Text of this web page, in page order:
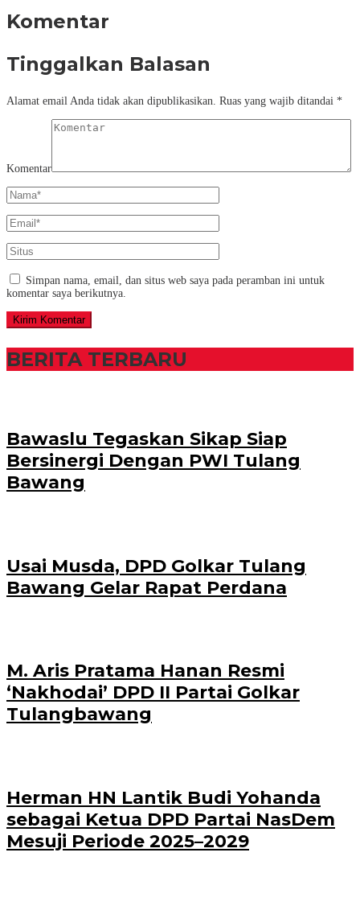
Komentar
Tinggalkan Balasan
Alamat email Anda tidak akan dipublikasikan. Ruas yang wajib ditandai *
Komentar
Simpan nama, email, dan situs web saya pada peramban ini untuk
komentar saya berikutnya.
BERITA TERBARU
Bawaslu Tegaskan Sikap Siap
Bersinergi Dengan PWI Tulang
Bawang
Usai Musda, DPD Golkar Tulang
Bawang Gelar Rapat Perdana
M. Aris Pratama Hanan Resmi
‘Nakhodai’ DPD II Partai Golkar
Tulangbawang
Herman HN Lantik Budi Yohanda
sebagai Ketua DPD Partai NasDem
Mesuji Periode 2025–2029